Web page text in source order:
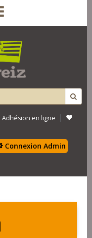
Adhésion en ligne |
Connexion Admin